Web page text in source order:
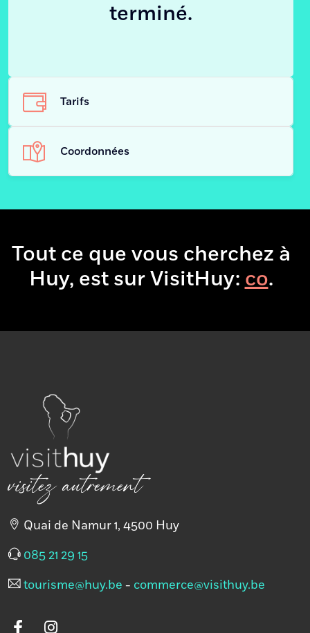
terminé.
Tarifs
Coordonnées
4500 - Huy
+32 495 46 58 89
info@atelierrock.be
Site
Web
Concert des
+
−
Tout ce que vous cherchez à
Huy, est sur VisitHuy:bo.
visitez autrement
Quai de Namur 1, 4500 Huy
085 21 29 15
tourisme@huy.be - commerce@visithuy.be